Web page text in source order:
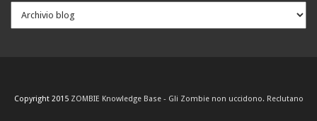
Copyright 2015 ZOMBIE Knowledge Base - Gli Zombie non uccidono. Reclutano